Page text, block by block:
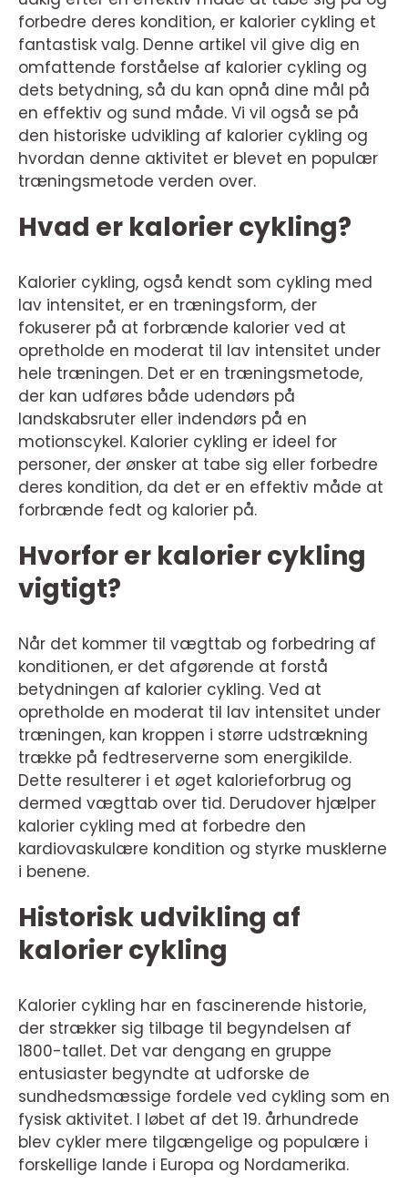
forbedre deres kondition, er kalorier cykling et
fantastisk valg. Denne artikel vil give dig en
omfattende forståelse af kalorier cykling og
dets betydning, så du kan opnå dine mål på
en effektiv og sund måde. Vi vil også se på
den historiske udvikling af kalorier cykling og
hvordan denne aktivitet er blevet en populær
træningsmetode verden over.
Hvad er kalorier cykling?
Kalorier cykling, også kendt som cykling med
lav intensitet, er en træningsform, der
fokuserer på at forbrænde kalorier ved at
opretholde en moderat til lav intensitet under
hele træningen. Det er en træningsmetode,
der kan udføres både udendørs på
landskabsruter eller indendørs på en
motionscykel. Kalorier cykling er ideel for
personer, der ønsker at tabe sig eller forbedre
deres kondition, da det er en effektiv måde at
forbrænde fedt og kalorier på.
Hvorfor er kalorier cykling
vigtigt?
Når det kommer til vægttab og forbedring af
konditionen, er det afgørende at forstå
betydningen af kalorier cykling. Ved at
opretholde en moderat til lav intensitet under
træningen, kan kroppen i større udstrækning
trække på fedtreserverne som energikilde.
Dette resulterer i et øget kalorieforbrug og
dermed vægttab over tid. Derudover hjælper
kalorier cykling med at forbedre den
kardiovaskulære kondition og styrke musklerne
i benene.
Historisk udvikling af
kalorier cykling
Kalorier cykling har en fascinerende historie,
der strækker sig tilbage til begyndelsen af
1800-tallet. Det var dengang en gruppe
entusiaster begyndte at udforske de
sundhedsmæssige fordele ved cykling som en
fysisk aktivitet. I løbet af det 19. århundrede
blev cykler mere tilgængelige og populære i
forskellige lande i Europa og Nordamerika.